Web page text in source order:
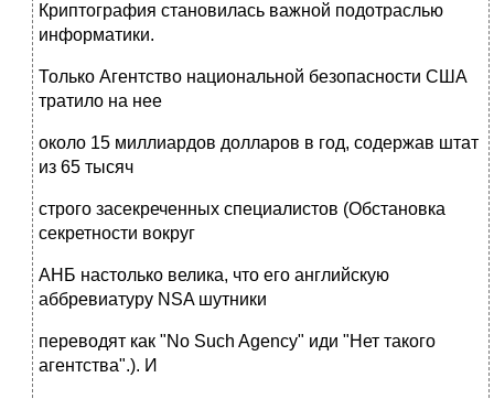
Криптография становилась важной подотраслью
информатики.
Только Агентство национальной безопасности США
тратило на нее
около 15 миллиардов долларов в год, содержав штат
из 65 тысяч
строго засекреченных специалистов (Обстановка
секретности вокруг
АНБ настолько велика, что его английскую
аббревиатуру NSA шутники
переводят как "No Such Agency" иди "Нет такого
агентства".). И